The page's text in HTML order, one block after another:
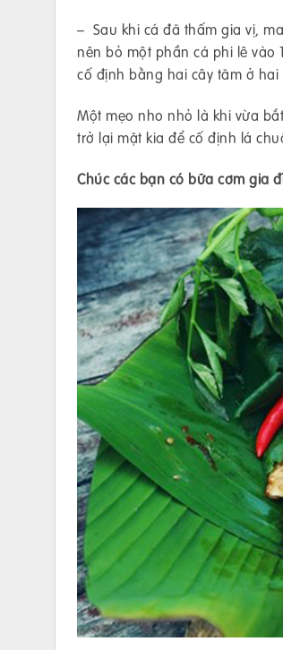
– Sau khi cá đã thấm gia vị,
nên bỏ một phần cá phi lê
cố định bằng hai cây tăm ở hai
Một mẹo nho nhỏ là khi vừa
trở lại mặt kia để cố định lá
Chúc các bạn có bữa cơm gia